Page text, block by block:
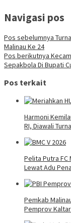
Navigasi pos
Pos sebelumnya
Malinau Ke 24
Pos berikutnya
Sepakbola Di Bupati
Pos terkait
Harmoni
RI, Diawali
Pelita Putra FC
Lewat Adu
Pemkab
Pemprov